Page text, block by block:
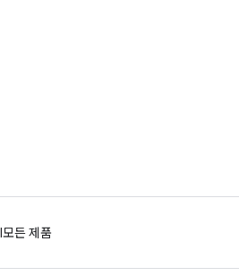
모든 제품